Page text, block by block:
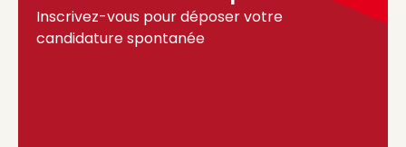
Inscrivez-vous pour déposer votre
candidature spontanée